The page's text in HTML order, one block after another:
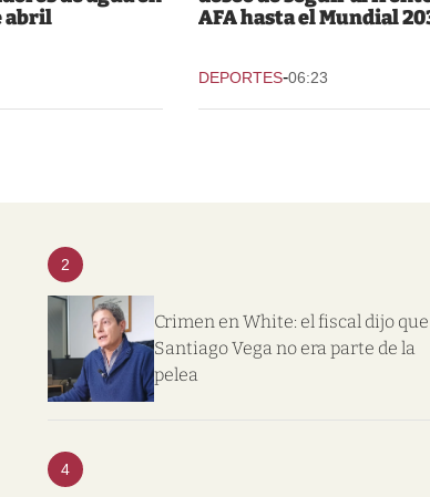
abril
AFA hasta el Mundial
DEPORTES-06:23
2
Crimen en White: el fiscal dijo que
Santiago Vega no era parte de la
pelea
4